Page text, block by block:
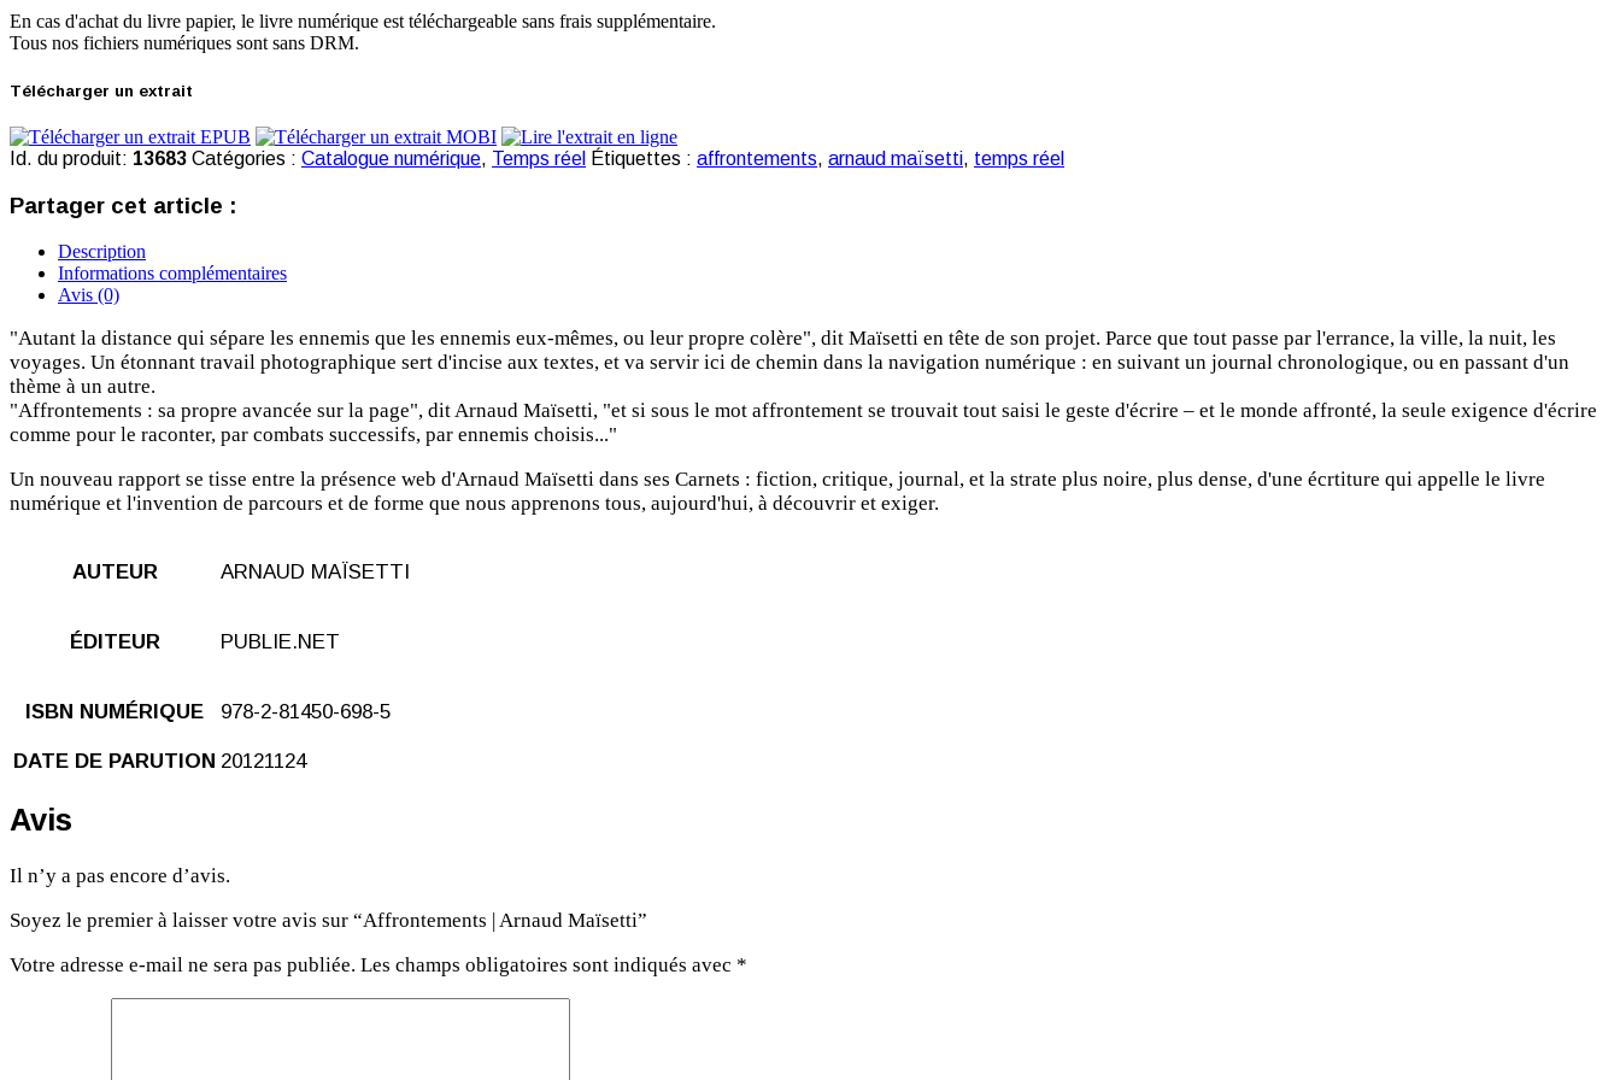
En cas d'achat du livre papier, le livre numérique est téléchargeable sans frais supplémentaire.
Tous nos fichiers numériques sont sans DRM.
Télécharger un extrait
Id. du produit: 13683 Catégories : Catalogue numérique, Temps réel Étiquettes : affrontements, arnaud maïsetti, temps réel
Partager cet article :
Description
Informations complémentaires
Avis (0)
"Autant la distance qui sépare les ennemis que les ennemis eux-mêmes, ou leur propre colère", dit Maïsetti en tête de son projet. Parce que tout passe par l'errance, la ville, la nuit, les
voyages. Un étonnant travail photographique sert d'incise aux textes, et va servir ici de chemin dans la navigation numérique : en suivant un journal chronologique, ou en passant d'un
thème à un autre.
"Affrontements : sa propre avancée sur la page", dit Arnaud Maïsetti, "et si sous le mot affrontement se trouvait tout saisi le geste d'écrire – et le monde affronté, la seule exigence d'écrire
comme pour le raconter, par combats successifs, par ennemis choisis..."
Un nouveau rapport se tisse entre la présence web d'Arnaud Maïsetti dans ses Carnets : fiction, critique, journal, et la strate plus noire, plus dense, d'une écrtiture qui appelle le livre
numérique et l'invention de parcours et de forme que nous apprenons tous, aujourd'hui, à découvrir et exiger.
AUTEUR ARNAUD MAÏSETTI
ÉDITEUR PUBLIE.NET
ISBN NUMÉRIQUE 978-2-81450-698-5
DATE DE PARUTION 20121124
Avis
Il n’y a pas encore d’avis.
Soyez le premier à laisser votre avis sur “Affrontements | Arnaud Maïsetti”
Votre adresse e-mail ne sera pas publiée. Les champs obligatoires sont indiqués avec *